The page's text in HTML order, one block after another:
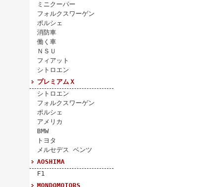
ミニクーパー
フォルクスワーゲン
ポルシェ
消防車
働く車
ＮＳＵ
フィアット
シトロエン
プレミアムＸ
シトロエン
フォルクスワーゲン
ポルシェ
アメリカ
BMW
トヨタ
メルセデス ベンツ
AOSHIMA
F1
MONDOMOTORS